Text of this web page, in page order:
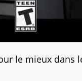
le mieux dans